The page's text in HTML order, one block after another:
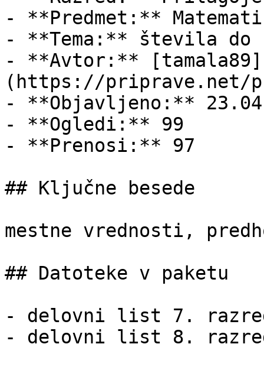
- **Predmet:**
- **Tema:** števila do
- **Avtor:** [tamala89]
(https://priprave.net/
- **Objavljeno:**
- **Ogledi:** 99
- **Prenosi:** 97
## Ključne besede
mestne vrednosti,
## Datoteke v paketu
- delovni list 7.
- delovni list 8.